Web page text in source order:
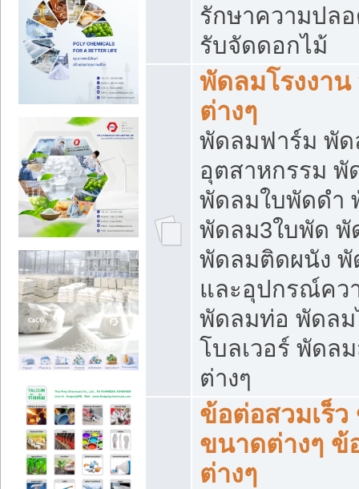
รักษาความปล
รับจัดดอกไม้
พัดลมโรงงา
ต่างๆ
พัดลมฟาร์ม พัด
อุตสาหกรรม
พัดลมใบพัดดำ
พัดลม3ใบพัด พั
พัดลมติดผนัง
และอุปกรณ์คว
พัดลมท่อ พัดลม
โบลเวอร์ พัดล
ต่างๆ
ข้อต่อสวมเร็
ขนาดต่างๆ ข้
ต่างๆ